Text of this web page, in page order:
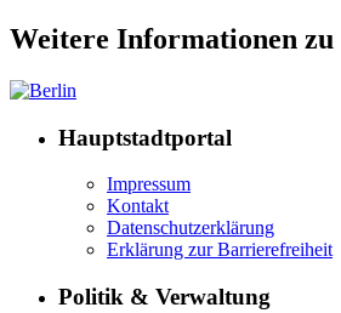
Weitere Informationen
Hauptstadtportal
Impressum
Kontakt
Datenschutzerklärung
Erklärung zur Barrierefreiheit
Politik & Verwaltung